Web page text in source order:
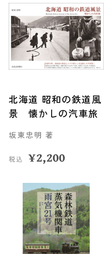
北海道 昭和の鉄道風
景 懐かしの汽車旅
坂東忠明 著
税込 ¥2,200